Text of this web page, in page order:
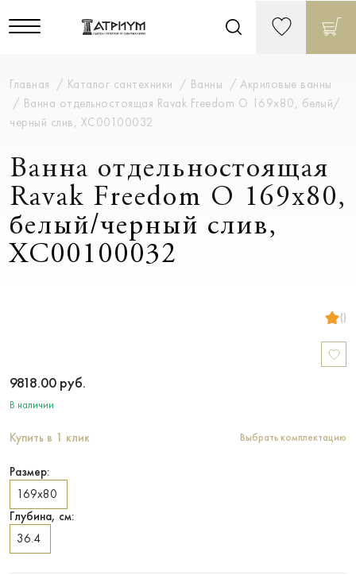
Главная Каталог сантехники Ванны
Акриловые ванны
Ванна отдельностоящая Ravak Freedom O 169х80, белый/
черный слив, XC00100032
Ванна отдельностоящая
Ravak Freedom O 169х80,
белый/черный слив,
XC00100032
()
9818.00 руб.
В наличии
Купить в 1 клик Выбрать комплектацию
Размер:
169х80
Глубина, см:
36.4